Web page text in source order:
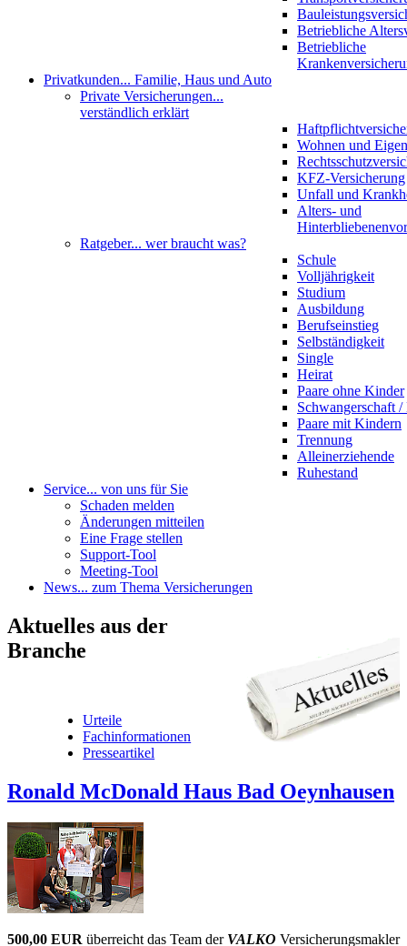
Betriebliche
Betriebliche
Privatkunden... Familie, Haus und Auto
Private Versicherungen...
verständlich erklärt
Wohnen und
KFZ-Versicherung
Unfall und
Alters- und
Ratgeber... wer braucht was?
Schule
Volljährigkeit
Studium
Ausbildung
Berufseinstieg
Selbständigkeit
Single
Heirat
Paare ohne Kinder
Schwangerschaft
Paare mit Kindern
Trennung
Alleinerziehende
Ruhestand
Service... von uns für Sie
Schaden melden
Änderungen mitteilen
Eine Frage stellen
Support-Tool
Meeting-Tool
News... zum Thema Versicherungen
Aktuelles aus der
Branche
Urteile
Fachinformationen
Presseartikel
Ronald McDonald Haus Bad Oeynhausen
500,00 EUR überreicht das Team der VALKO Versicherungsmakler